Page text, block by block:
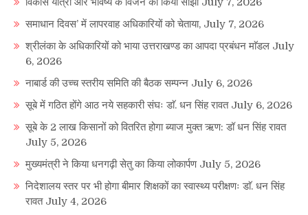
समाधान दिवस’ में लापरवाह अधिकारियों को चेताया, July 7, 2026
श्रीलंका के अधिकारियों को भाया उत्तराखण्ड का आपदा प्रबंधन माॅडल July
6, 2026
नाबार्ड की उच्च स्तरीय समिति की बैठक सम्पन्न July 6, 2026
सूबे में गठित होंगे आठ नये सहकारी संघः डाॅ. धन सिंह रावत July 6, 2026
सूबे के 2 लाख किसानों को वितरित होगा ब्याज मुक्त ऋण: डॉ धन सिंह रावत
July 5, 2026
मुख्यमंत्री ने किया धनगढ़ी सेतु का किया लोकार्पण July 5, 2026
निदेशालय स्तर पर भी होगा बीमार शिक्षकों का स्वास्थ्य परीक्षणः डाॅ. धन सिंह
रावत July 4, 2026